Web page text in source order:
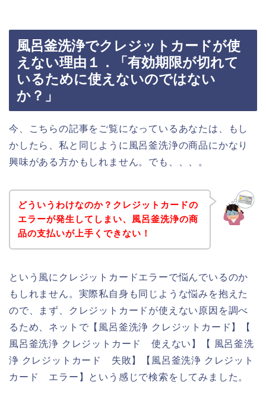
風呂釜洗浄でクレジットカードが使
えない理由１．「有効期限が切れて
いるために使えないのではない
か？」
今、こちらの記事をご覧になっているあなたは、もし
かしたら、私と同じように風呂釜洗浄の商品にかなり
興味がある方かもしれません。でも、、、。
どういうわけなのか？クレジットカードの
エラーが発生してしまい、風呂釜洗浄の商
品の支払いが上手くできない！
という風にクレジットカードエラーで悩んでいるのか
もしれません。実際私自身も同じような悩みを抱えた
ので、まず、クレジットカードが使えない原因を調べ
るため、ネットで【風呂釜洗浄 クレジットカード】【
風呂釜洗浄 クレジットカード 使えない】【 風呂釜洗
浄 クレジットカード 失敗】【風呂釜洗浄 クレジット
カード エラー】という感じで検索をしてみました。